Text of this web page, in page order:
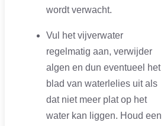
wordt verwacht.
Vul het vijverwater
regelmatig aan, verwijder
algen en dun eventueel het
blad van waterlelies uit als
dat niet meer plat op het
water kan liggen. Houd een